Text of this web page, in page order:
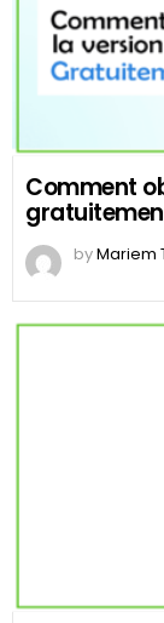
Comment
byMariem